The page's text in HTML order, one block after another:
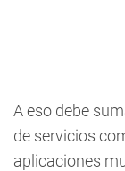
A eso debe
de servicios
aplicaciones